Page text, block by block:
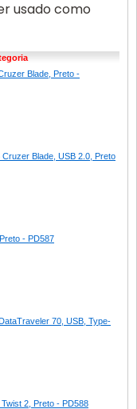
usado como
Blade, Preto -
Blade, USB 2.0, Preto
- PD587
70, USB, Type-
2, Preto - PD588